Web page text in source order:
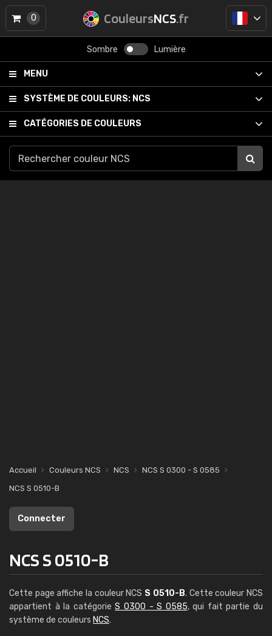
CouleursNCS.fr
Sombre Lumière
MENU
SYSTÈME DE COULEURS: NCS
CATÉGORIES DE COULEURS
0
Accueil Couleurs NCS NCS
NCS S 0300 - S 0585
NCS S 0510-B
Connecter
NCS S 0510-B
Cette page affiche la couleur NCS S 0510-B. Cette couleur NCS
appartient à la catégorieS 0300 - S 0585, qui fait partie du
système de couleurs NCS.